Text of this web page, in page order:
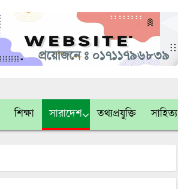
শিক্ষা সারাদেশ তথ্যপ্রযুক্তি সাহিত্য